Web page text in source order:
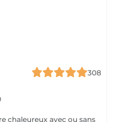
308
chaleureux avec ou sans